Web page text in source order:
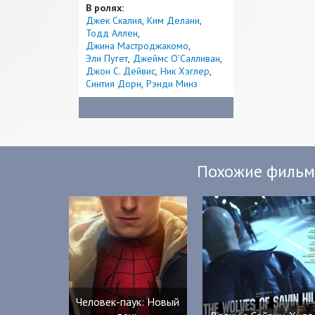
В ролях:
Джек Скалия Ким Делани
Тодд Аллен
Джина Мастроджакомо
Эли Пугет Джеймс О’Салливан
Джон С. Дейвис Ник Хэглер
Синтия Дорн Рэнди Минз
Похожие
Человек-паук: Новый